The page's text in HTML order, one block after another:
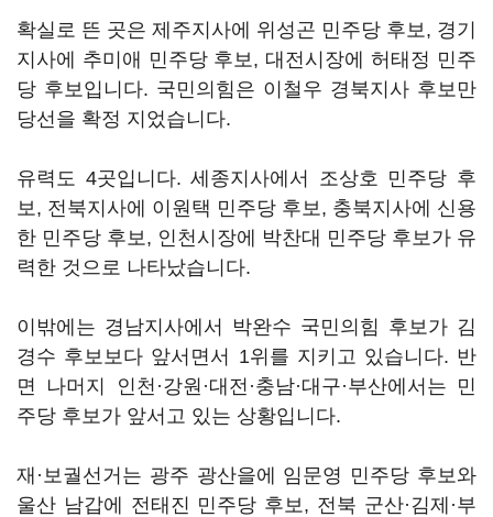
확실로 뜬 곳은 제주지사에 위성곤 민주당 후보, 경기
지사에 추미애 민주당 후보, 대전시장에 허태정 민주
당 후보입니다. 국민의힘은 이철우 경북지사 후보만
당선을 확정 지었습니다.
유력도 4곳입니다. 세종지사에서 조상호 민주당 후
보, 전북지사에 이원택 민주당 후보, 충북지사에 신용
한 민주당 후보, 인천시장에 박찬대 민주당 후보가 유
력한 것으로 나타났습니다.
이밖에는 경남지사에서 박완수 국민의힘 후보가 김
경수 후보보다 앞서면서 1위를 지키고 있습니다. 반
면 나머지 인천·강원·대전·충남·대구·부산에서는 민
주당 후보가 앞서고 있는 상황입니다.
재·보궐선거는 광주 광산을에 임문영 민주당 후보와
울산 남갑에 전태진 민주당 후보, 전북 군산·김제·부